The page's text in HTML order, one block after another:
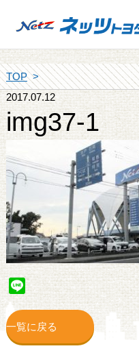
TOP
2017.07.12
img37-1
Line
一覧に戻る